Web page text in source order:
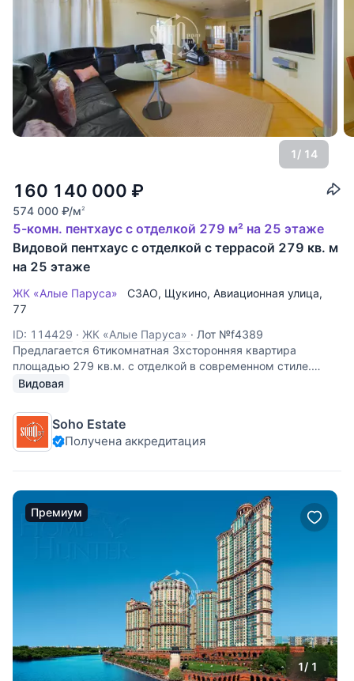
1/ 14
160 140 000 ₽
574 000 ₽/м2
5-комн. пентхаус с отделкой 279 м² на 25 этаже
Видовой пентхаус с отделкой с террасой 279 кв. м
на 25 этаже
ЖК «Алые Паруса» СЗАО, Щукино, Авиационная улица,
77
ID: 114429 · ЖК «Алые Паруса» · Лот №f4389
Предлагается 6тикомнатная 3хсторонняя квартира
площадью 279 кв.м. с отделкой в современном стиле.
Планировка: гостиная-столовая 70 кв. м, 3 спальни,
Общая площадь 194 кв. м + Терраса 85
Видовая
Soho Estate
Получена аккредитация
Премиум
1/ 1